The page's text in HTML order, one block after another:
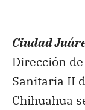
Ciudad
Dirección
Sanitaria II
Chihuahua